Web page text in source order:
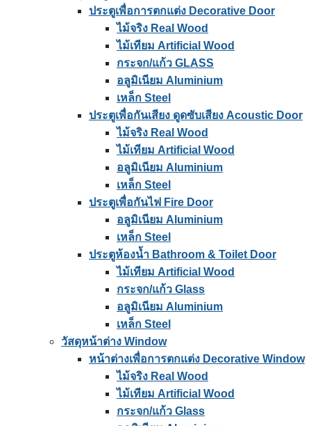
ประตูเพื่อการตกแต่ง Decorative Door
ไม้จริง Real Wood
ไม้เทียม Artificial Wood
กระจก/แก้ว GLASS
อลูมิเนียม Aluminium
เหล็ก Steel
ประตูเพื่อกันเสียง ดูดซับเสียง Acoustic Door
ไม้จริง Real Wood
ไม้เทียม Artificial Wood
อลูมิเนียม Aluminium
เหล็ก Steel
ประตูเพื่อกันไฟ Fire Door
อลูมิเนียม Aluminium
เหล็ก Steel
ประตูห้องน้ำ Bathroom & Toilet Door
ไม้เทียม Artificial Wood
กระจก/แก้ว Glass
อลูมิเนียม Aluminium
เหล็ก Steel
วัสดุหน้าต่าง Window
หน้าต่างเพื่อการตกแต่ง Decorative Window
ไม้จริง Real Wood
ไม้เทียม Artificial Wood
กระจก/แก้ว Glass